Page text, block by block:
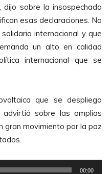
dijo sobre la insospechada
esas declaraciones. No
internacional y que
un alto en calidad
internacional que se
que se despliega
sobre las amplias
gran movimiento por la paz
00:00